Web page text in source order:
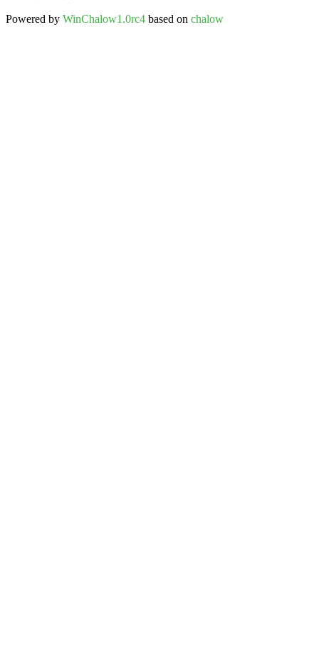
Powered by WinChalow1.0rc4 based on chalow